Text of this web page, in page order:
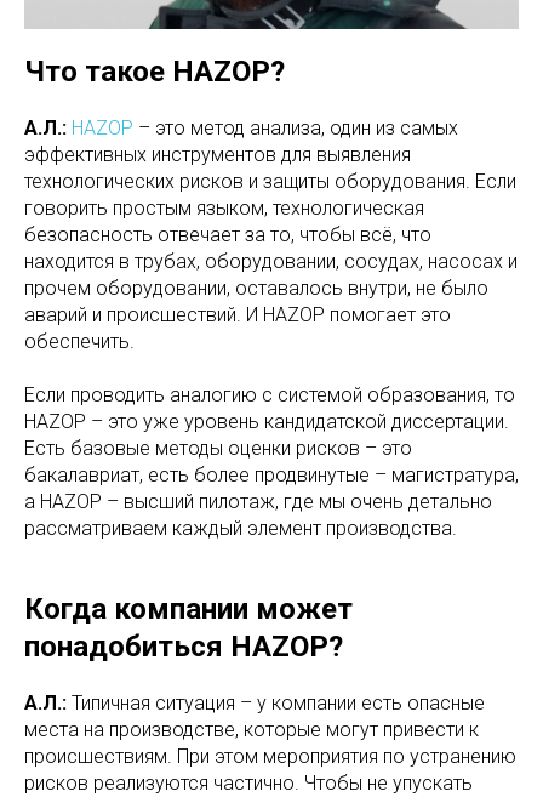
Что такое HAZOP?
А.Л.: HAZOP – это метод анализа, один из самых
эффективных инструментов для выявления
технологических рисков и защиты оборудования. Если
говорить простым языком, технологическая
безопасность отвечает за то, чтобы всё, что
находится в трубах, оборудовании, сосудах, насосах и
прочем оборудовании, оставалось внутри, не было
аварий и происшествий. И HAZOP помогает это
обеспечить.
Если проводить аналогию с системой образования, то
HAZOP – это уже уровень кандидатской диссертации.
Есть базовые методы оценки рисков – это
бакалавриат, есть более продвинутые – магистратура,
а HAZOP – высший пилотаж, где мы очень детально
рассматриваем каждый элемент производства.
Когда компании может
понадобиться HAZOP?
А.Л.: Типичная ситуация – у компании есть опасные
места на производстве, которые могут привести к
происшествиям. При этом мероприятия по устранению
рисков реализуются частично. Чтобы не упускать